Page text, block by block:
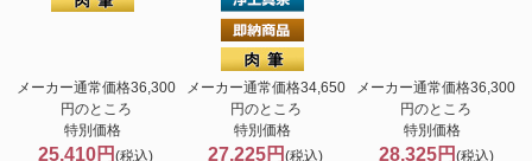
メーカー通常価格36,300
円のところ
特別価格
25,410円(税込)
メーカー通常価格34,650
円のところ
特別価格
27,225円(税込)
メーカー通常価格36,300
円のところ
特別価格
28,325円 (税込)